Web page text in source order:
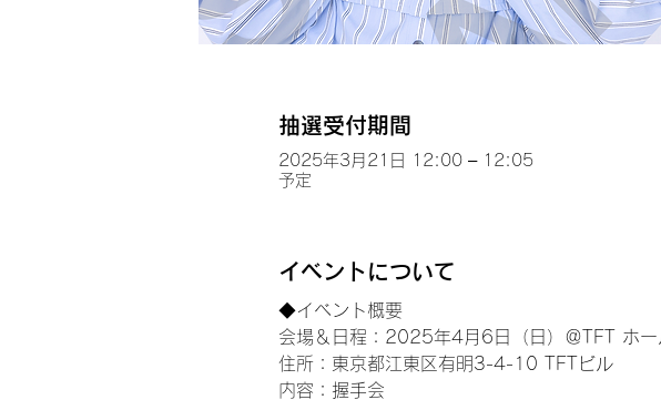
抽選受付期間
2025年3月21日 12:00 – 12:05
予定
イベントについて
◆イベント概要
会場＆日程：2025年4月6日（日）＠TFT ホ
住所：東京都江東区有明3-4-10 TFTビル
内容：握手会